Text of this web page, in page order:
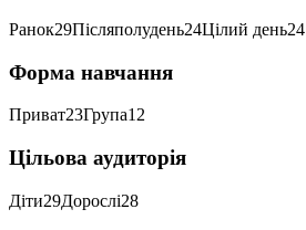
Ранок29Післяполудень24Цілий день24
Форма навчання
Приват23Група12
Цільова аудиторія
Діти29Дорослі28